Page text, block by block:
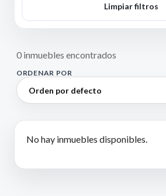
Limpiar filtros
0 inmuebles encontrados
ORDENAR POR
No hay inmuebles disponibles.